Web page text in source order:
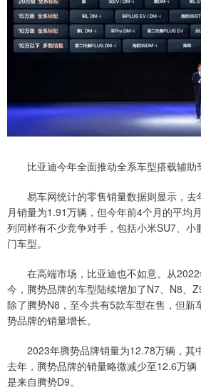
比亚迪今年全面推动全系车型搭载辅助
易车网统计的零售销量数据则显示，去
月销量为1.91万辆，但今年前4个月的平均
列同样有不少竞争对手，包括小米SU7、小
门车型。
在高端市场，比亚迪也不如意。从2022
今，腾势品牌的车型陆续增加了N7、N8、
除了腾势N8，至今共有5款车型在售，但新
势品牌的销量增长。
2023年腾势品牌销量为12.78万辆，其中
去年，腾势品牌的销量略微减少至12.6万辆
是来自腾势D9。